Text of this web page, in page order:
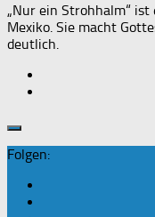
„Nur ein Strohhalm“
Mexiko. Sie macht
deutlich.
Folgen: